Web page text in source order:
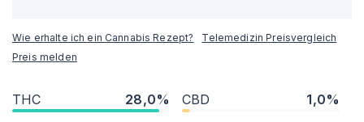
Wie erhalte ich ein Cannabis Rezept?
Telemedizin Preisvergleich
Preis melden
THC 28,0% CBD 1,0%